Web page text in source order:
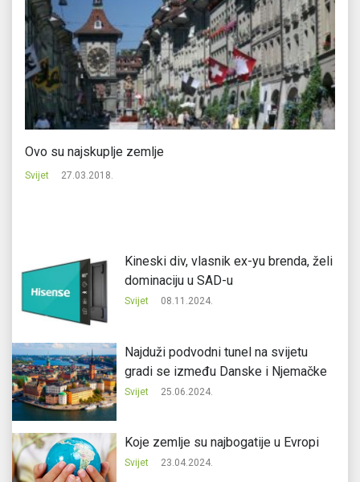
Ovo su najskuplje zemlje
Svijet 27.03.2018.
Kineski div, vlasnik ex-yu brenda, želi
dominaciju u SAD-u
Svijet 08.11.2024.
Najduži podvodni tunel na svijetu
gradi se između Danske i Njemačke
Svijet 25.06.2024.
Koje zemlje su najbogatije u Evropi
Svijet 23.04.2024.